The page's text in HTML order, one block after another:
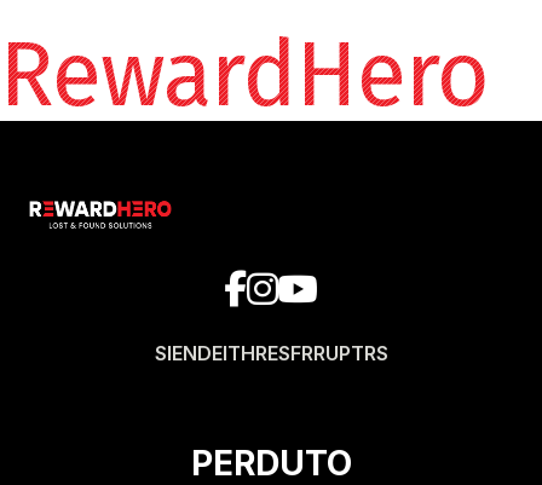
RewardHero
SIENDEITHRESFRRUPTRS
PERDUTO